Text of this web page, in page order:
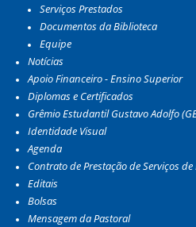
Serviços Prestados
Documentos da Biblioteca
Equipe
Notícias
Apoio Financeiro - Ensino Superior
Diplomas e Certificados
Grêmio Estudantil Gustavo Adolfo
Identidade Visual
Agenda
Contrato de Prestação de Serviços
Editais
Bolsas
Mensagem da Pastoral